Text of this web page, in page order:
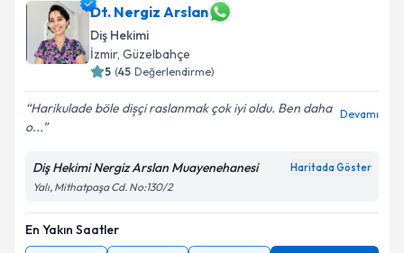
Dt. Nergiz Arslan
Diş Hekimi
İzmir, Güzelbahçe
5 (45 Değerlendirme)
Harikulade böle dișçi raslanmak çok iyi oldu. Ben daha
o...
Devamı
Diş Hekimi Nergiz Arslan Muayenehanesi Haritada Göster
Yalı, Mithatpaşa Cd. No:130/2
En Yakın Saatler